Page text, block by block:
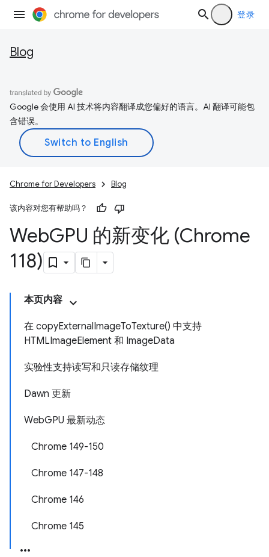
登录
Blog
Google 会使用 AI 技术将内容翻译成您偏好的语言。AI 翻译可能包
含错误。
Chrome for Developers Blog
该内容对您有帮助吗？
WebGPU 的新变化 (Chrome
118)
本页内容
在 copyExternalImageToTexture() 中支持
HTMLImageElement 和 ImageData
实验性支持读写和只读存储纹理
Dawn 更新
WebGPU 最新动态
Chrome 149-150
Chrome 147-148
Chrome 146
Chrome 145